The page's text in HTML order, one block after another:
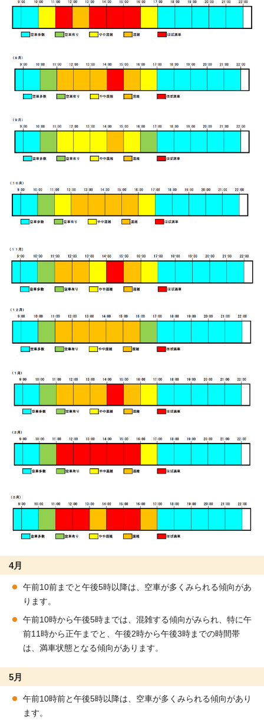
4月
午前10前までと午後5時以降は、空車が多くみられる傾向があ
ります。
午前10時から午後5時までは、混雑する傾向がみられ、特に午
前11時から正午までと、午後2時から午後3時までの時間帯
は、満車状態となる傾向があります。
5月
午前10時前と午後5時以降は、空車が多くみられる傾向があり
ます。